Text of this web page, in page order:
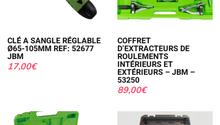
CLÉ A SANGLE RÉGLABLE
Ø65-105MM REF: 52677
JBM
17,00€
COFFRET
D’EXTRACTEURS DE
ROULEMENTS
INTÉRIEURS ET
EXTÉRIEURS – JBM –
53250
89,00€